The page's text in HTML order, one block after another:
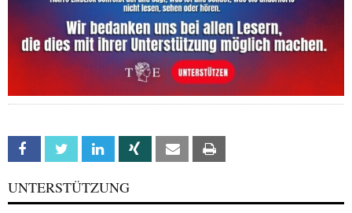
Facebook Twitter Linkedin Xing Email
UNTERSTÜTZUNG